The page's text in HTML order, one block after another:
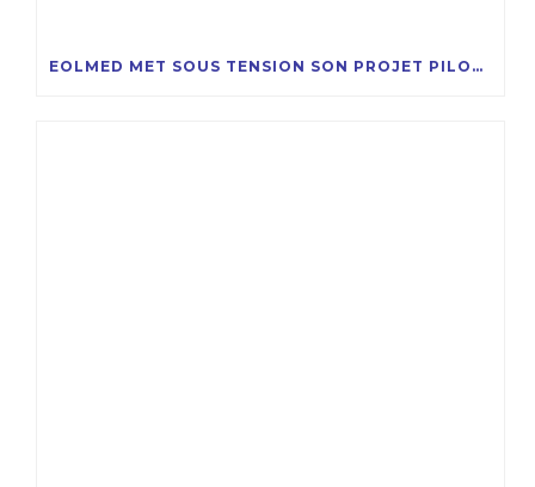
EOLMED MET SOUS TENSION SON PROJET PILOTE D’ÉOLIENNES FLOTTANTES